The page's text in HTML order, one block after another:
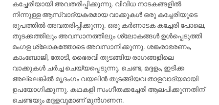
കച്ചേരിയായി അവതരിപ്പിക്കുന്നു. വിവിധ നാടകങ്ങളിൽ
നിന്നുള്ള ആസ്വാദ്യകരമായ വാക്കുകൾ ഒരു കച്ചേരിയുടെ
രൂപത്തിൽ അവതരിപ്പിക്കുന്നു. ഒരു കർണാടക കച്ചേരി പോലെ,
തുടക്കത്തിലും അവസാനത്തിലും ശ്ലോകങ്ങൾ ഉൾപ്പെടുത്തി
മംഗള ശ്ലോകത്തോടെ അവസാനിക്കുന്നു. ശങ്കരാഭരണം,
കാംബോജി, തോടി, ഭൈരവി തുടങ്ങിയ രാഗങ്ങളിലെ
വാക്കുകൾ ചർച്ച ചെയ്യപ്പെടുന്നു. ചെണ്ട, മദ്ദളം, ഇടിക്ക
അല്ലെങ്കിൽ മൃദംഗം വയലിൻ തുടങ്ങിയവ താളവാദ്യമായി
ഉപയോഗിക്കുന്നു. കഥകളി സംഗീതക്കച്ചേരി ആലപിക്കുന്നതിന്
ചെണ്ടയും മദ്ദളവുമാണ് മുൻഗണന.